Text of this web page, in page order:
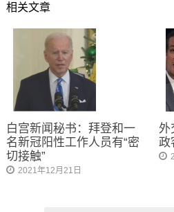
相关文章
白宫新闻秘书：拜登和一
名新冠阳性工作人员有“密
切接触”
2021年12月21日
外
政